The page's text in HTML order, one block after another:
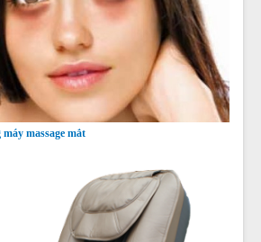
massage mắt